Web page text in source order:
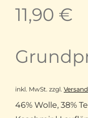
11,90 €
inkl. MwSt. zzgl.
46% Wolle, 38%